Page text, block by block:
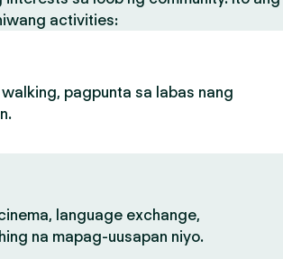
activities:
pagpunta sa labas nang
language exchange,
na mapag-uusapan niyo.